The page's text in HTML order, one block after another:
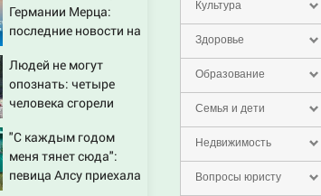
Культура
Здоровье
Образование
Семья и дети
Недвижимость
Вопросы юристу
Германии Мерца:
последние новости на
прогнозы
Людей не могут
опознать: четыре
человека сгорели
ДТП на трассе
07/08/2026 – Новости
"С каждым годом
меня тянет сюда":
певица Алсу приехала